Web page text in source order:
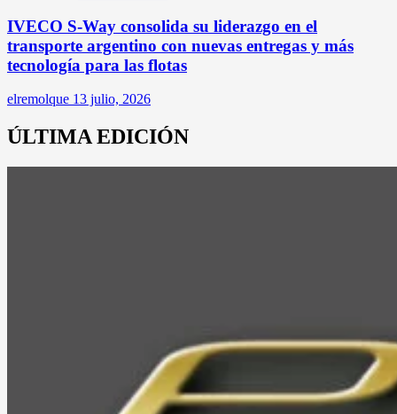
IVECO S-Way consolida su liderazgo en el
transporte argentino con nuevas entregas y más
tecnología para las flotas
elremolque 13 julio, 2026
ÚLTIMA EDICIÓN